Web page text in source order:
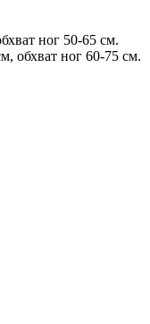
ног 50-65 см.
обхват ног 60-75 см.